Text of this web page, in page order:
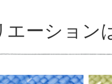
エーション